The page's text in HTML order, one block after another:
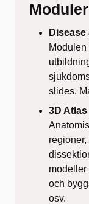
Moduler
slides.
3D Atlas
modeller
och
osv.